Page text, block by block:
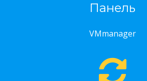
Панель
VMmanager